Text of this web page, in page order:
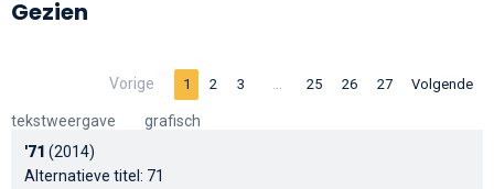
Gezien
Vorige 1 2 3 … 25 26 27 Volgende
tekstweergave
grafisch
'71 (2014)
Alternatieve titel: 71